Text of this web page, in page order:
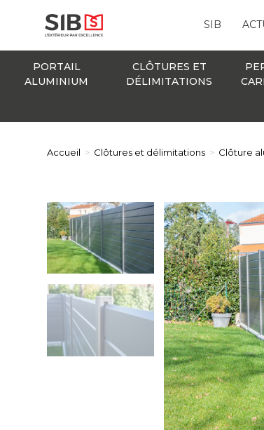
SIB
PORTAIL
ALUMINIUM
CLÔTURES ET
DÉLIMITATIONS
Accueil > Clôtures et délimitations > Clôture